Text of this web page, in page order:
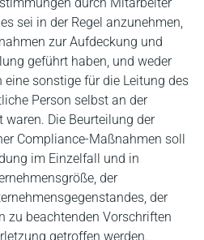
sei in der Regel anzunehmen,
zur Aufdeckung und
geführt haben, und weder
sonstige für die Leitung des
Person selbst an der
Die Beurteilung der
Compliance-Maßnahmen soll
im Einzelfall und in
der
der
zu beachtenden Vorschriften
getroffen werden.